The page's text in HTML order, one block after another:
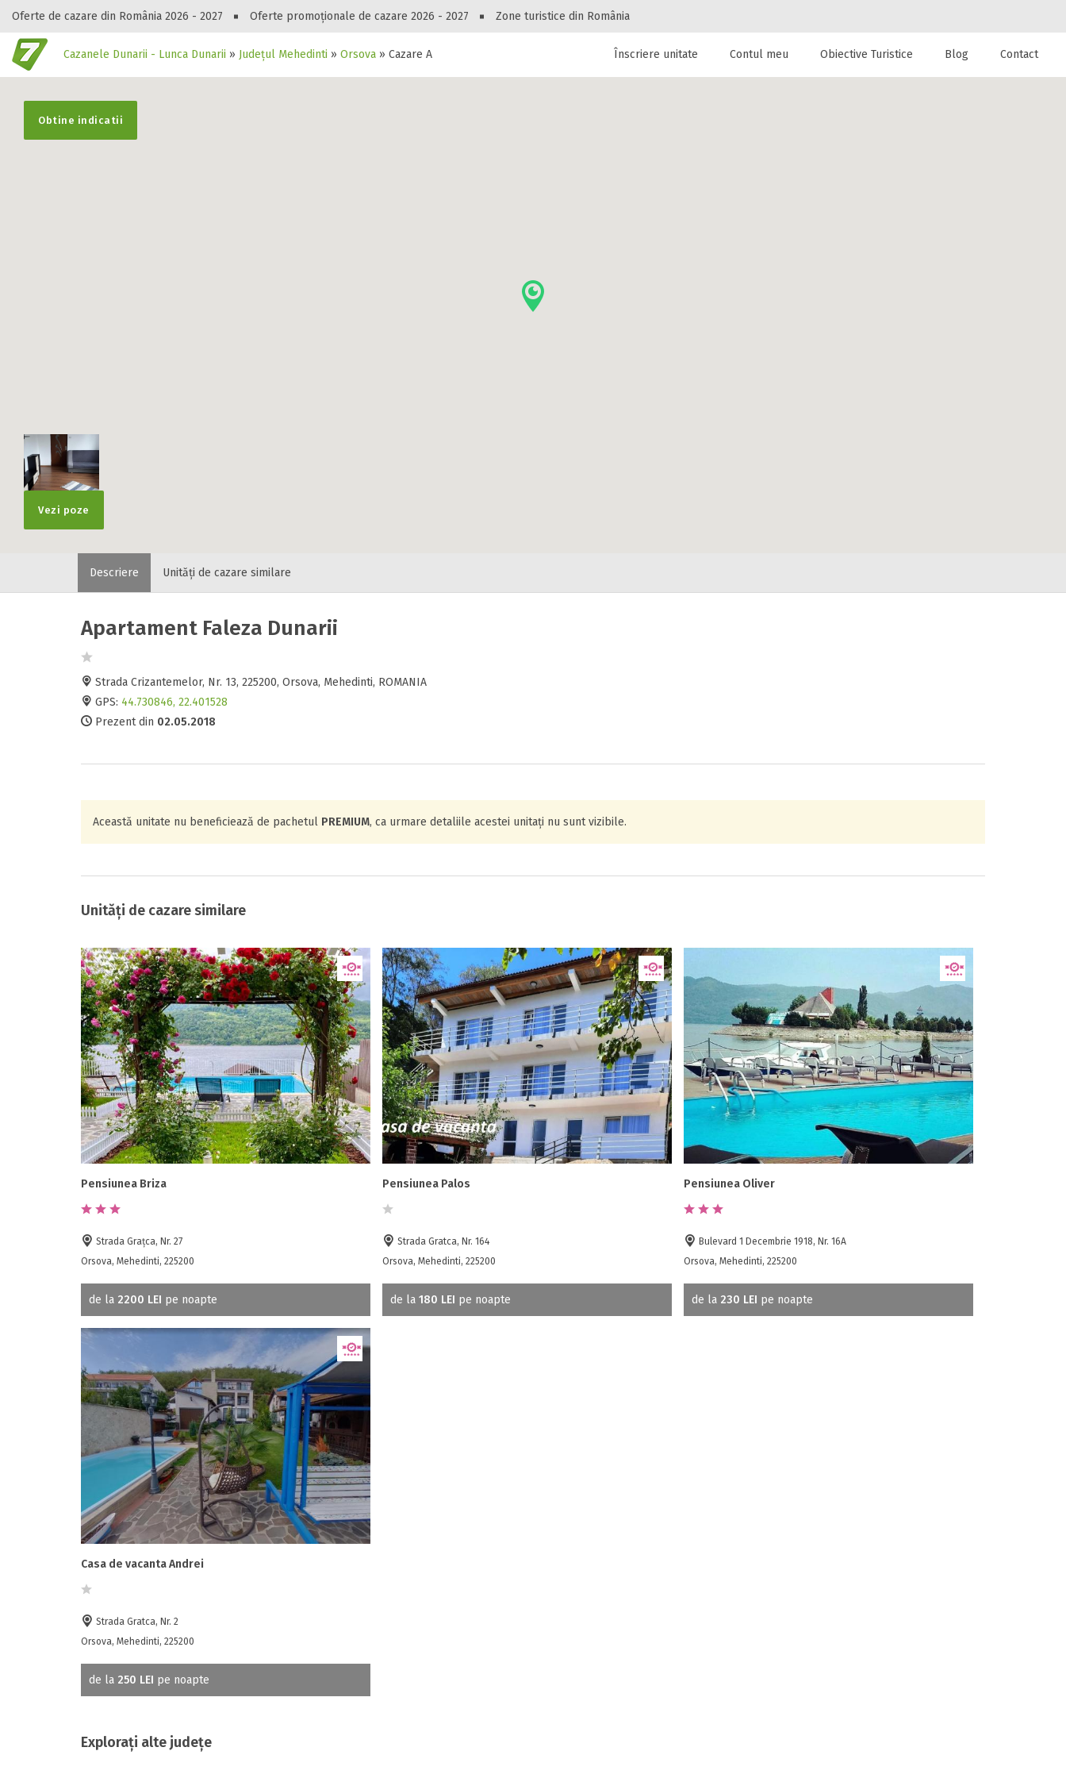
Oferte de cazare din România 2026 - 2027 Oferte promoționale de cazare 2026 - 2027 Zone turistice din România
Cazanele Dunarii - Lunca Dunarii » Județul Mehedinti » Orsova » Cazare Apartament Faleza Dunarii
Peste 10549 oferte de cazare!
Gasești hoteluri, pensiuni, vile, apartamente sau alte unitați de cazare la
Înscriere unitate Contul meu Obiective Turistice Blog Contact
Vezi poze
Obtine indicatii
Descriere Unități de cazare similare
Apartament Faleza Dunarii
Strada Crizantemelor, Nr. 13, 225200, Orsova, Mehedinti, ROMANIA
GPS: 44.730846, 22.401528
Prezent din 02.05.2018
Această unitate nu beneficiează de pachetul PREMIUM, ca urmare detaliile acestei unitați nu sunt vizibile.
Unități de cazare similare
Pensiunea Briza
Strada Grațca, Nr. 27
Orsova, Mehedinti, 225200
de la 2200 LEI pe noapte
Pensiunea Palos
Strada Gratca, Nr. 164
Orsova, Mehedinti, 225200
de la 180 LEI pe noapte
Pensiunea Oliver
Bulevard 1 Decembrie 1918, Nr. 16A
Orsova, Mehedinti, 225200
de la 230 LEI pe noapte
Casa de vacanta Andrei
Strada Gratca, Nr. 2
Orsova, Mehedinti, 225200
de la 250 LEI pe noapte
Explorați alte județe